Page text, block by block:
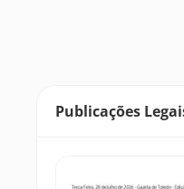
Publicações